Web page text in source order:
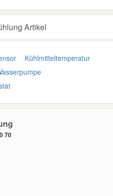
Artikel
Kühlmitteltemperatur
70